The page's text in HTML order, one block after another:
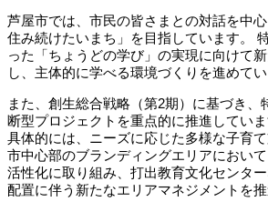
芦屋市では、市民の皆さまとの対話を中
住み続けたいまち」を目指しています。
った「ちょうどの学び」の実現に向けて
し、主体的に学べる環境づくりを進めてい
また、創生総合戦略（第2期）に基づき、
断型プロジェクトを重点的に推進していま
具体的には、ニーズに応じた多様な子育
市中心部のブランディングエリアにおいて
活性化に取り組み、打出教育文化センタ
配置に伴う新たなエリアマネジメントを推